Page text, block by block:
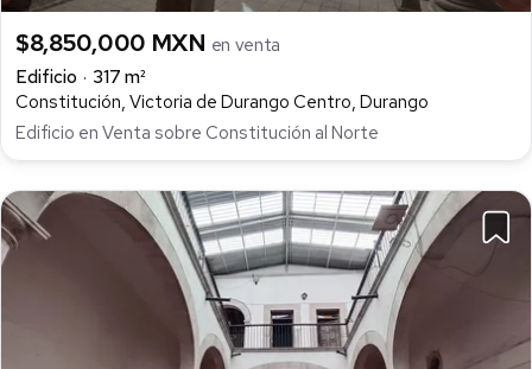
$8,850,000 MXN en venta
Edificio
317 m²
Constitución, Victoria de Durango Centro, Durango
Edificio en Venta sobre Constitución al Norte